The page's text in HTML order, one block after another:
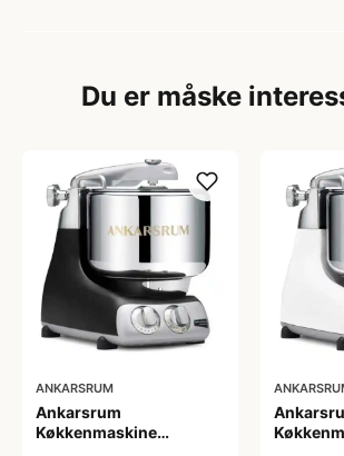
Du er måske
ANKARSRUM
Ankarsrum
Køkkenmaskine